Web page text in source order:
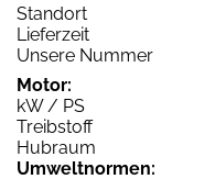
Standort
Lieferzeit
Unsere Nummer
Motor:
kW / PS
Treibstoff
Hubraum
Umweltnormen: